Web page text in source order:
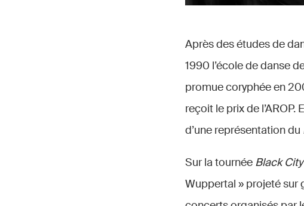
Après des études de
1990 l’école de danse
promue coryphée en
reçoit le prix de
d’une représentation du
Sur la tournée Black
Wuppertal » projeté sur